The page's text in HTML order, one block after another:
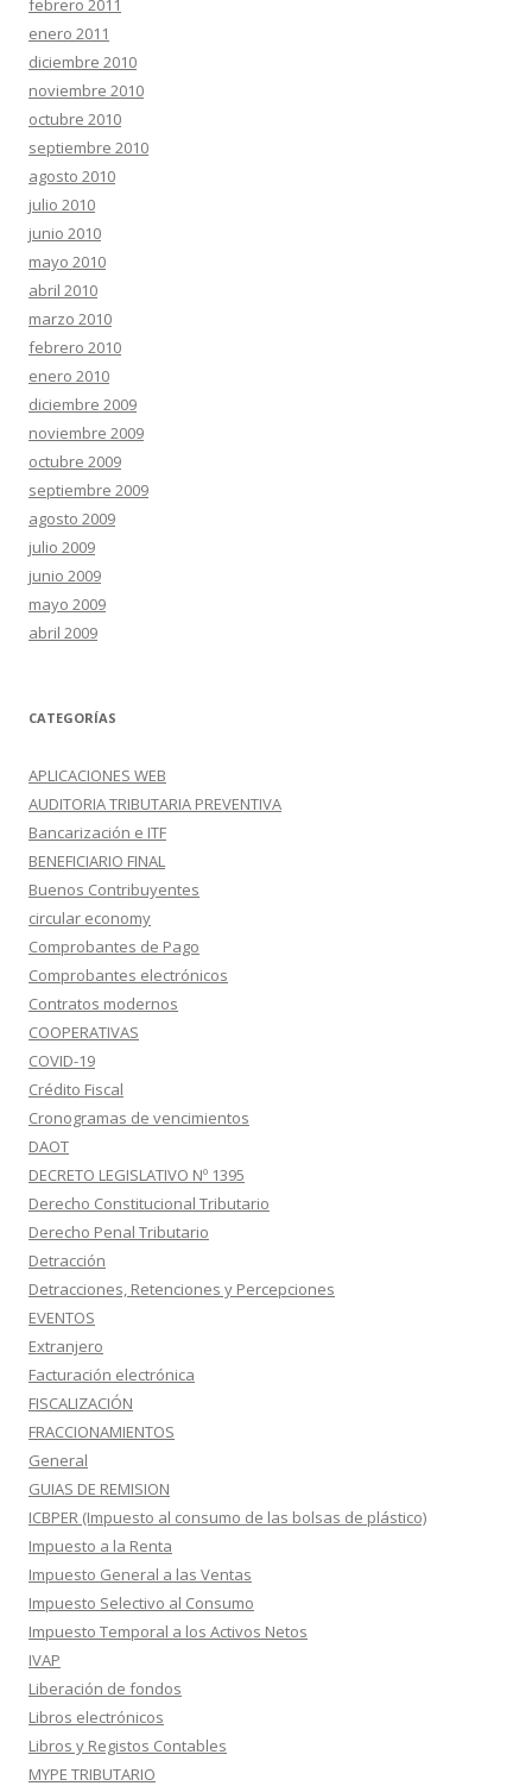
febrero 2011
enero 2011
diciembre 2010
noviembre 2010
octubre 2010
septiembre 2010
agosto 2010
julio 2010
junio 2010
mayo 2010
abril 2010
marzo 2010
febrero 2010
enero 2010
diciembre 2009
noviembre 2009
octubre 2009
septiembre 2009
agosto 2009
julio 2009
junio 2009
mayo 2009
abril 2009
CATEGORÍAS
APLICACIONES WEB
AUDITORIA TRIBUTARIA PREVENTIVA
Bancarización e ITF
BENEFICIARIO FINAL
Buenos Contribuyentes
circular economy
Comprobantes de Pago
Comprobantes electrónicos
Contratos modernos
COOPERATIVAS
COVID-19
Crédito Fiscal
Cronogramas de vencimientos
DAOT
DECRETO LEGISLATIVO Nº 1395
Derecho Constitucional Tributario
Derecho Penal Tributario
Detracción
Detracciones, Retenciones y Percepciones
EVENTOS
Extranjero
Facturación electrónica
FISCALIZACIÓN
FRACCIONAMIENTOS
General
GUIAS DE REMISION
ICBPER (Impuesto al consumo de las bolsas de plástico)
Impuesto a la Renta
Impuesto General a las Ventas
Impuesto Selectivo al Consumo
Impuesto Temporal a los Activos Netos
IVAP
Liberación de fondos
Libros electrónicos
Libros y Registos Contables
MYPE TRIBUTARIO